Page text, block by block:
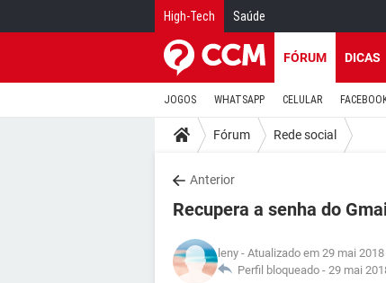
High-Tech Saúde
FÓRUM DICAS
JOGOS WHATSAPP CELULAR
Fórum Rede social
Anterior
Recupera a senha do
leny - Atualizado em 29 mai
Perfil bloqueado - 29 mai